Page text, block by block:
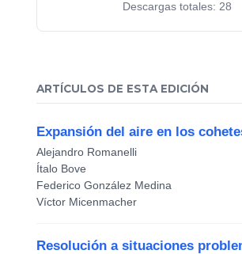
Descargas totales: 28
ARTÍCULOS DE ESTA EDICIÓN
Expansión del aire en los
Alejandro Romanelli
Ítalo Bove
Federico González Medina
Víctor Micenmacher
Resolución a situaciones